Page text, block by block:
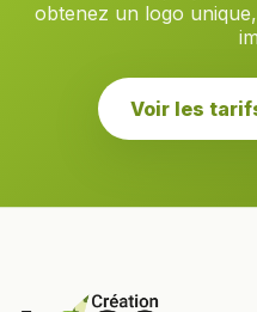
obtenez un logo
Voir les